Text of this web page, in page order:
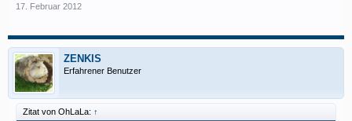
17. Februar 2012
ZENKIS
Erfahrener Benutzer
Zitat von OhLaLa: ↑